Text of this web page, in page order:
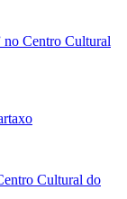
no Centro Cultural
Cultural do